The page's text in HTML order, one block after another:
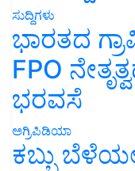
ಸುದ್ದಿಗಳು
ಭಾರತದ
FPO
ಭರವಸೆ
ಅಗ್ರಿಪಿಡಿಯಾ
ಕಬ್ಬು